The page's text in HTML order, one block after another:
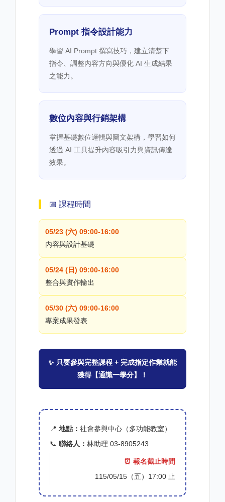
Prompt 指令設計能力
學習 AI Prompt 撰寫技巧，建立清楚下
指令、調整內容方向與優化 AI 生成結果
之能力。
數位內容與行銷架構
掌握基礎數位邏輯與圖文架構，學習如何
透過 AI 工具提升內容吸引力與資訊傳達
效果。
📅 課程時間
05/23 (六) 09:00-16:00
內容與設計基礎
05/24 (日) 09:00-16:00
整合與實作輸出
05/30 (六) 09:00-16:00
專案成果發表
✨ 只要參與完整課程 + 完成指定作業就能
獲得【通識一學分】！
📍 地點： 社會參與中心（多功能教室）
📞 聯絡人： 林助理 03-8905243
⏰ 報名截止時間
115/05/15（五）17:00 止